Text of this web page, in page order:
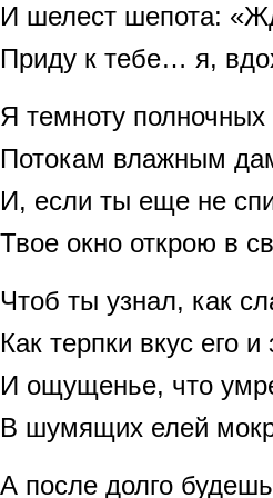
И шелест шепота:
Приду к тебе… я,
Я темноту
Потокам влажным
И, если ты еще не
Твое окно открою в
Чтоб ты узнал, как
Как терпки вкус его и
И ощущенье, что
В шумящих елей
А после долго